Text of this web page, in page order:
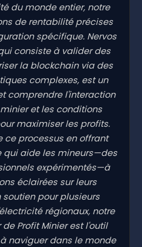
du monde entier, notre
de rentabilité précises
spécifique. Nervos
consiste à valider des
la blockchain via des
complexes, est un
comprendre l'interaction
et les conditions
maximiser les profits.
ce processus en offrant
qui aide les mineurs—des
expérimentés—à
éclairées sur leurs
pour plusieurs
régionaux, notre
Profit Minier est l'outil
naviguer dans le monde